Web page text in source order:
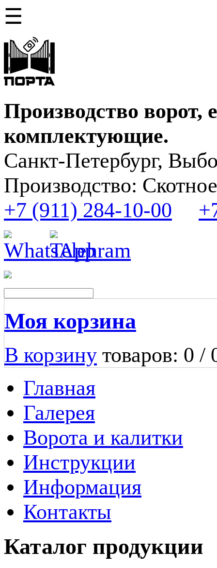
☰
Производство ворот,
комплектующие.
Санкт-Петербург,
Производство:
+7 (911) 284-10-00
Моя корзина
В корзину товаров: 0 /
Главная
Галерея
Ворота и калитки
Инструкции
Информация
Контакты
Каталог продукции